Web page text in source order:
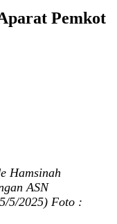
Pemkot
Hamsinah
ASN
5/2025) Foto :